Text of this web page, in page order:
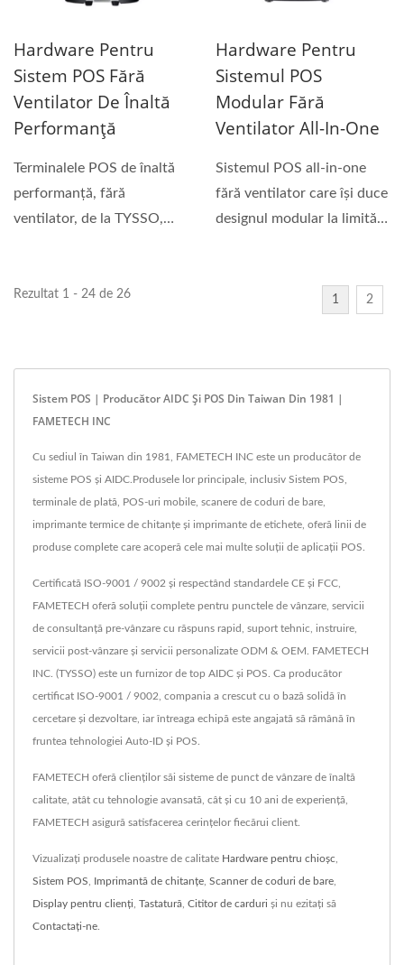
Hardware Pentru
Sistem POS Fără
Ventilator De Înaltă
Performanță
Terminalele POS de înaltă
performanță, fără
ventilator, de la TYSSO,
Hardware Pentru
Sistemul POS
Modular Fără
Ventilator All-In-One
Sistemul POS all-in-one
fără ventilator care își duce
designul modular la limită.
Rezultat 1 - 24 de 26 1 2
Sistem POS | Producător AIDC Și POS Din Taiwan Din 1981 |
FAMETECH INC
Cu sediul în Taiwan din 1981, FAMETECH INC este un producător de
sisteme POS și AIDC.Produsele lor principale, inclusiv Sistem POS,
terminale de plată, POS-uri mobile, scanere de coduri de bare,
imprimante termice de chitanțe și imprimante de etichete, oferă linii de
produse complete care acoperă cele mai multe soluții de aplicații POS.
Certificată ISO-9001 / 9002 și respectând standardele CE și FCC,
FAMETECH oferă soluții complete pentru punctele de vânzare, servicii
de consultanță pre-vânzare cu răspuns rapid, suport tehnic, instruire,
servicii post-vânzare și servicii personalizate ODM & OEM. FAMETECH
INC. (TYSSO) este un furnizor de top AIDC și POS. Ca producător
certificat ISO-9001 / 9002, compania a crescut cu o bază solidă în
cercetare și dezvoltare, iar întreaga echipă este angajată să rămână în
fruntea tehnologiei Auto-ID și POS.
FAMETECH oferă clienților săi sisteme de punct de vânzare de înaltă
calitate, atât cu tehnologie avansată, cât și cu 10 ani de experiență,
FAMETECH asigură satisfacerea cerințelor fiecărui client.
Vizualizați produsele noastre de calitate Hardware pentru chioșc
Sistem POS Imprimantă de chitanțe Scanner de coduri de bare
Display pentru clienți Tastatură Cititor de carduri și nu ezitați să
Contactați-ne